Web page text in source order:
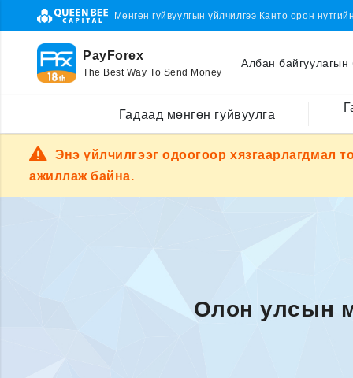
Мөнгөн гуйвуулгын үйлчилгээ Канто орон
PayForex
The Best Way To Send Money
Албан байгуулагын
Гадаад мөнгөн гуйвуулга
Энэ үйлчилгээг одоогоор хязгаарлагдмал
ажиллаж байна.
Олон улсын